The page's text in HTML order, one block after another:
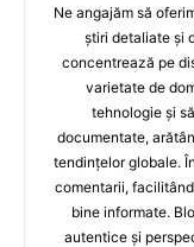
Ne angajăm să
știri detaliate și
concentrează pe
varietate de
tehnologie și
documentate,
tendințelor globale.
comentarii,
bine informate.
autentice și